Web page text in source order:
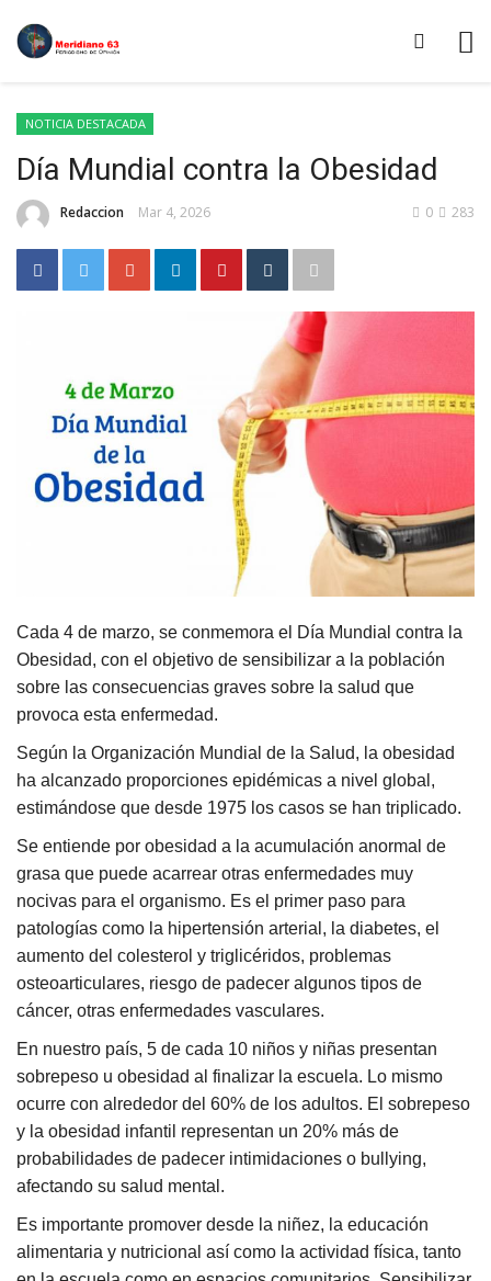
NOTICIA DESTACADA
Día Mundial contra la Obesidad
Redaccion Mar 4, 2026 283
0
Cada 4 de marzo, se conmemora el Día Mundial contra la
Obesidad, con el objetivo de sensibilizar a la población
sobre las consecuencias graves sobre la salud que
provoca esta enfermedad.
Según la Organización Mundial de la Salud, la obesidad
ha alcanzado proporciones epidémicas a nivel global,
estimándose que desde 1975 los casos se han triplicado.
Se entiende por obesidad a la acumulación anormal de
grasa que puede acarrear otras enfermedades muy
nocivas para el organismo. Es el primer paso para
patologías como la hipertensión arterial, la diabetes, el
aumento del colesterol y triglicéridos, problemas
osteoarticulares, riesgo de padecer algunos tipos de
cáncer, otras enfermedades vasculares.
En nuestro país, 5 de cada 10 niños y niñas presentan
sobrepeso u obesidad al finalizar la escuela. Lo mismo
ocurre con alrededor del 60% de los adultos. El sobrepeso
y la obesidad infantil representan un 20% más de
probabilidades de padecer intimidaciones o bullying,
afectando su salud mental.
Es importante promover desde la niñez, la educación
alimentaria y nutricional así como la actividad física, tanto